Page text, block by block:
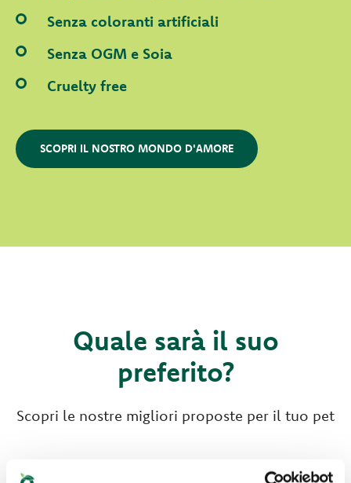
Senza coloranti artificiali
Senza OGM e Soia
Cruelty free
SCOPRI IL NOSTRO MONDO D'AMORE
Quale sarà il suo
preferito?
Scopri le nostre migliori proposte per il tuo pet